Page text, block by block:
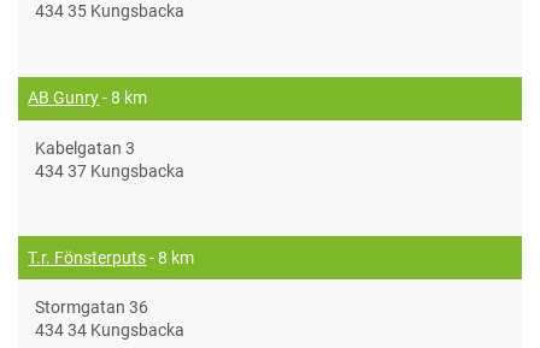
434 35 Kungsbacka
AB Gunry- 8 km
Kabelgatan 3
434 37 Kungsbacka
T.r. Fönsterputs- 8 km
Stormgatan 36
434 34 Kungsbacka